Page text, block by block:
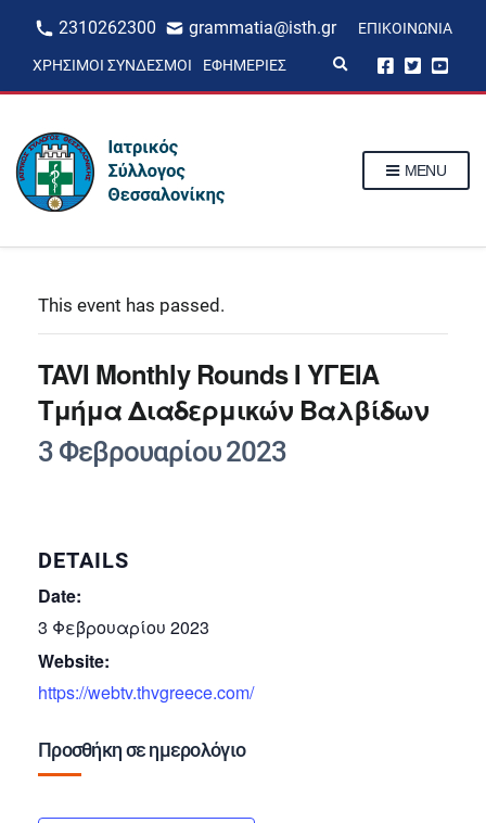
2310262300 grammatia@isth.gr ΕΠΙΚΟΙΝΩΝΊΑ
ΧΡΉΣΙΜΟΙ ΣΎΝΔΕΣΜΟΙ ΕΦΗΜΕΡΊΕΣ
p
MENU
This event has passed.
TAVI Μonthly Rounds I ΥΓΕΙΑ
Τμήμα Διαδερμικών Βαλβίδων
3 Φεβρουαρίου 2023
DETAILS
Date:
3 Φεβρουαρίου 2023
Website:
https://webtv.thvgreece.com/
Προσθήκη σε ημερολόγιο